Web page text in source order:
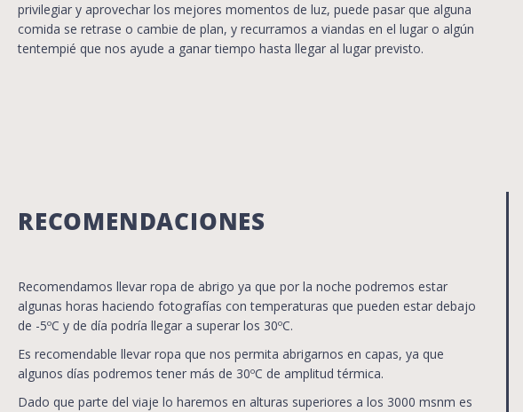
privilegiar y aprovechar los mejores momentos de luz, puede pasar que alguna
comida se retrase o cambie de plan, y recurramos a viandas en el lugar o algún
tentempié que nos ayude a ganar tiempo hasta llegar al lugar previsto.
RECOMENDACIONES
Recomendamos llevar ropa de abrigo ya que por la noche podremos estar
algunas horas haciendo fotografías con temperaturas que pueden estar debajo
de -5ºC y de día podría llegar a superar los 30ºC.
Es recomendable llevar ropa que nos permita abrigarnos en capas, ya que
algunos días podremos tener más de 30ºC de amplitud térmica.
Dado que parte del viaje lo haremos en alturas superiores a los 3000 msnm es